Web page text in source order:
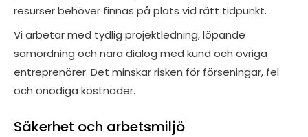
resurser behöver finnas på plats vid rätt tidpunkt.
Vi arbetar med tydlig projektledning, löpande
samordning och nära dialog med kund och övriga
entreprenörer. Det minskar risken för förseningar, fel
och onödiga kostnader.
Säkerhet och arbetsmiljö